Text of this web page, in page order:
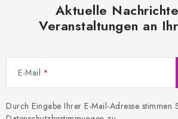
Aktuelle
Veranstaltungen an
E-Mail
Durch Eingabe Ihrer E-Mail-Adresse stimmen